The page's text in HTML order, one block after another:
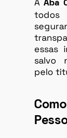
Aba
todos
essas
salvo
pelo